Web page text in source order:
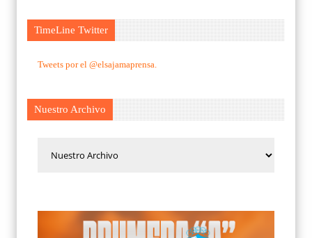
TimeLine Twitter
Tweets por el @elsajamaprensa.
Nuestro Archivo